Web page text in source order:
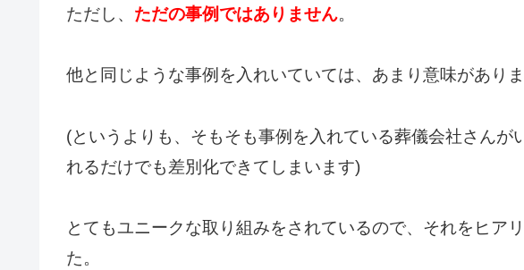
ただし、 ただの事例ではありません。
他と同じような事例を入れいていては、あまり意味がありま
(というよりも、そもそも事例を入れている葬儀会社さんが
れるだけでも差別化できてしまいます)
とてもユニークな取り組みをされているので、それをヒア
た。